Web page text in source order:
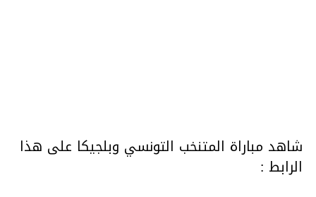
شاهد مباراة المتنخب التونسي وبلجيكا على هذا
الرابط :